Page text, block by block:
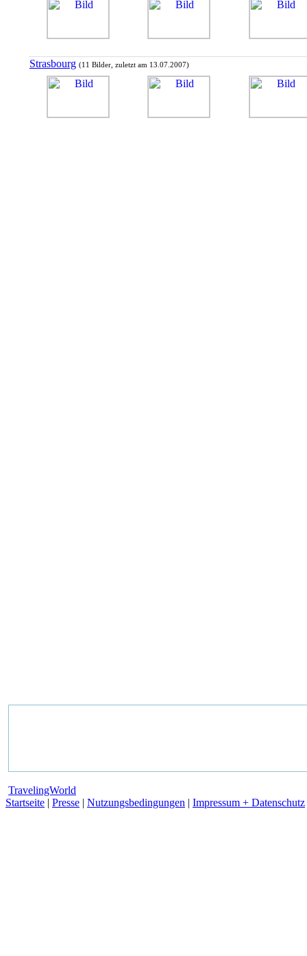
Strasbourg (11 Bilder, zuletzt am 13.07.2007)
TravelingWorld
Startseite | Presse | Nutzungsbedingungen | Impressum + Datenschutz